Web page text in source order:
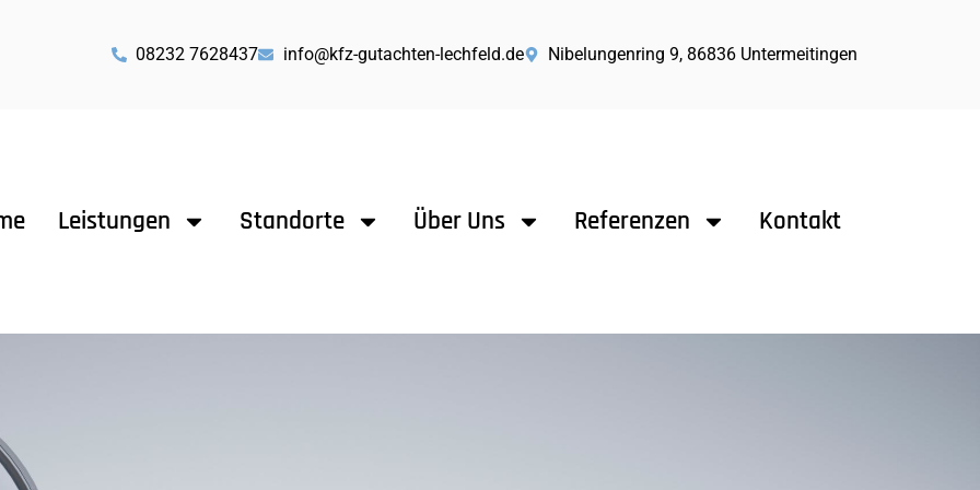
08232 7628437 info@kfz-gutachten-lechfeld.de Nibelungenring 9, 86836 Untermeitingen
Leistungen Standorte Über Uns Referenzen Kontakt